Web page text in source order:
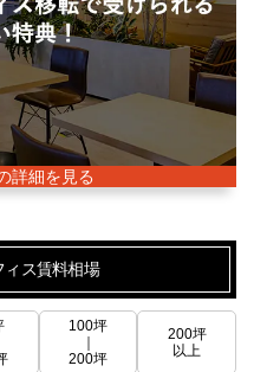
詳細を見る
ィス賃料相場
100坪
200坪
200坪
以上